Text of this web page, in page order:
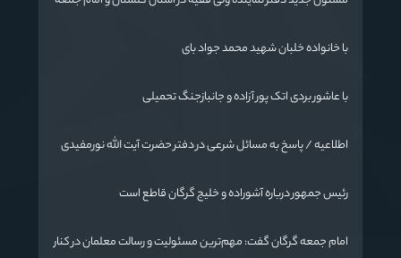
با خانواده خلبان شهید محمد جواد بای
با عاشور بردی اتک پور آزاده و جانبازجنگ تحمیلی
اطلاعیه / پاسخ به مسائل شرعی در دفتر حضرت آیت الله نورمفیدی
رئیس جمهور درباره آشوراده و خلیج گرگان قاطع است
امام جمعه گرگان گفت: مهم‌ترین مسئولیت و رسالت معلمان در کنار